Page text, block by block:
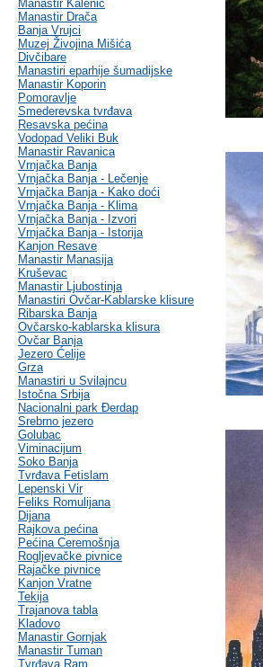
Manastir Kalenić
Manastir Drača
Banja Vrujci
Muzej Živojina Mišića
Divčibare
Manastiri eparhije šumadijske
Manastir Koporin
Pomoravlje
Smederevska tvrđava
Resavska pećina
Vodopad Veliki Buk
Manastir Ravanica
Vrnjačka Banja
Vrnjačka Banja - Lečenje
Vrnjačka Banja - Kako doći
Vrnjačka Banja - Klima
Vrnjačka Banja - Izvori
Vrnjačka Banja - Istorija
Kanjon Resave
Manastir Manasija
Kruševac
Manastir Ljubostinja
Manastiri Ovčar-Kablarske klisure
Ribarska Banja
Ovčarsko-kablarska klisura
Ovčar Banja
Jezero Ćelije
Grza
Manastiri u Svilajncu
Istočna Srbija
Nacionalni park Đerdap
Srebrno jezero
Golubac
Viminacijum
Soko Banja
Tvrđava Fetislam
Lepenski Vir
Feliks Romulijana
Dijana
Rajkova pećina
Pećina Ceremošnja
Rogljevačke pivnice
Rajačke pivnice
Kanjon Vratne
Tekija
Trajanova tabla
Kladovo
Manastir Gornjak
Manastir Tuman
Tvrđava Ram